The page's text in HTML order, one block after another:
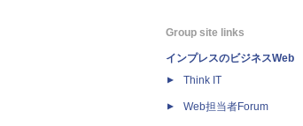
Group site links
インプレスのビジネスWeb
Think IT
Web担当者Forum